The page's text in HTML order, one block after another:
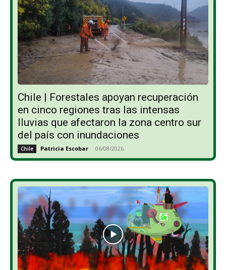
Chile | Forestales apoyan recuperación
en cinco regiones tras las intensas
lluvias que afectaron la zona centro sur
del país con inundaciones
Chile Patricia Escobar - 06/08/2026